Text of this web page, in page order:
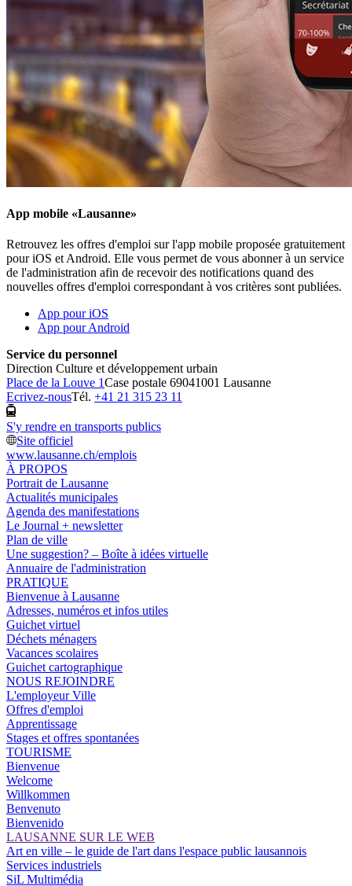
App mobile «Lausanne»
Retrouvez les offres d'emploi sur l'app mobile proposée gratuitement
pour iOS et Android. Elle vous permet de vous abonner à un service
de l'administration afin de recevoir des notifications quand des
nouvelles offres d'emploi correspondant à vos critères sont publiées.
App pour iOS
App pour Android
Service du personnel
Direction Culture et développement urbain
Place de la Louve 1Case postale 69041001 Lausanne
Ecrivez-nousTél. +41 21 315 23 11
S'y rendre en transports publics
Site officiel
www.lausanne.ch/emplois
À PROPOS
Portrait de Lausanne
Actualités municipales
Agenda des manifestations
Le Journal + newsletter
Plan de ville
Une suggestion? – Boîte à idées virtuelle
Annuaire de l'administration
PRATIQUE
Bienvenue à Lausanne
Adresses, numéros et infos utiles
Guichet virtuel
Déchets ménagers
Vacances scolaires
Guichet cartographique
NOUS REJOINDRE
L'employeur Ville
Offres d'emploi
Apprentissage
Stages et offres spontanées
TOURISME
Bienvenue
Welcome
Willkommen
Benvenuto
Bienvenido
LAUSANNE SUR LE WEB
Art en ville – le guide de l'art dans l'espace public lausannois
Services industriels
SiL Multimédia